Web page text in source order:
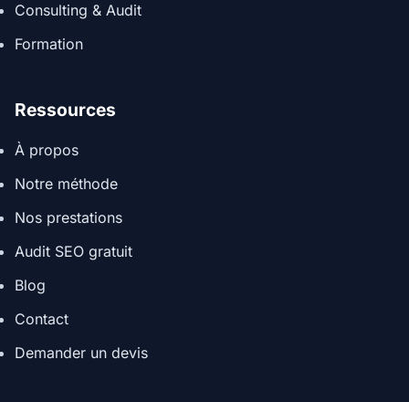
Consulting & Audit
Formation
Ressources
À propos
Notre méthode
Nos prestations
Audit SEO gratuit
Blog
Contact
Demander un devis